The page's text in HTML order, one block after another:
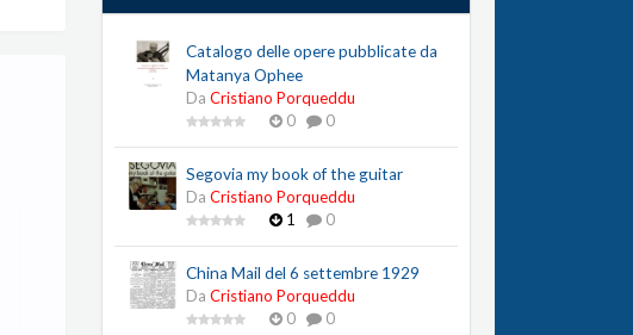
Catalogo delle opere pubblicate da
Matanya Ophee
Da Cristiano Porqueddu
0
0
Segovia my book of the guitar
Da Cristiano Porqueddu
1
0
China Mail del 6 settembre 1929
Da Cristiano Porqueddu
0
0